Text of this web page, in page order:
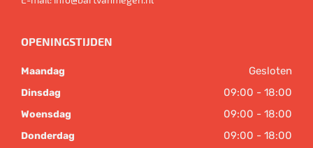
OPENINGSTIJDEN
Maandag Gesloten
Dinsdag 09:00 - 18:00
Woensdag 09:00 - 18:00
Donderdag 09:00 - 18:00